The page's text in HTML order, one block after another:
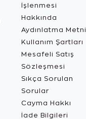
İşlenmesi
Hakkında
Aydınlatma Metni
Kullanım Şartları
Mesafeli Satış
Sözleşmesi
Sıkça Sorulan
Sorular
Cayma Hakkı
İade Bilgileri